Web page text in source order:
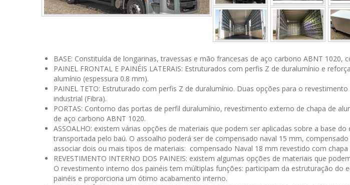
BASE: Constituída de longarinas, travessas e mão francesas de aço carbono ABNT 1020,
PAINEL FRONTAL E PAINÉIS LATERAIS: Estruturados com perfis Z de duralumínio e
alumínio (espessura 0.8 mm).
PAINEL TETO: Estruturado com perfis Z de duralumínio. Duas opções para o
industrial (Fibra).
PORTAS: Contorno das portas de perfil duralumínio, revestimento externo de chapa de
de aço carbono ABNT 1020.
ASSOALHO: existem várias opções de materiais que podem ser aplicadas sobre a base
transportada pelo baú. O assoalho poderá ser de compensado naval 15 mm,
associar dois ou mais tipos de materiais: compensado Naval 18 mm revestido com
REVESTIMENTO INTERNO DOS PAINEIS: existem algumas opções de materiais que
O revestimento interno dos painéis tem múltiplas funções: participam da estruturação
painéis e proporciona um ótimo acabamento interno.